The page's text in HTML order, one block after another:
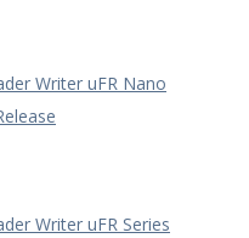
Writer uFR Nano
Writer uFR Series